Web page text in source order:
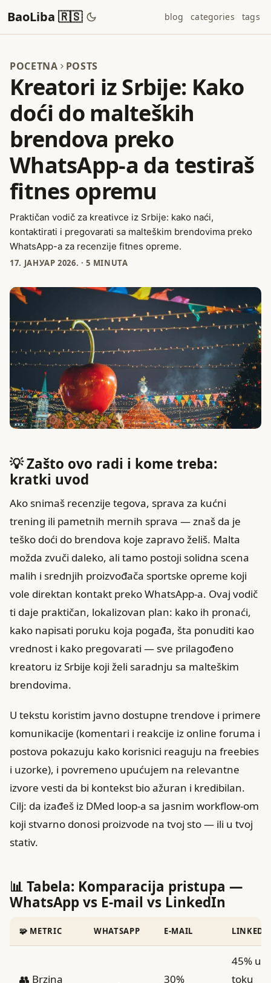
BaoLiba 🇷🇸 blog categories tags
POCETNA POSTS
Kreatori iz Srbije: Kako
doći do malteških
brendova preko
WhatsApp-a da testiraš
fitnes opremu
Praktičan vodič za kreativce iz Srbije: kako naći,
kontaktirati i pregovarati sa malteškim brendovima preko
WhatsApp-a za recenzije fitnes opreme.
17. ЈАНУАР 2026. ·5 MINUTA
💡 Zašto ovo radi i kome treba:
kratki uvod
Ako snimaš recenzije tegova, sprava za kućni
trening ili pametnih mernih sprava — znaš da je
teško doći do brendova koje zapravo želiš. Malta
možda zvuči daleko, ali tamo postoji solidna scena
malih i srednjih proizvođača sportske opreme koji
vole direktan kontakt preko WhatsApp-a. Ovaj vodič
ti daje praktičan, lokalizovan plan: kako ih pronaći,
kako napisati poruku koja pogađa, šta ponuditi kao
vrednost i kako pregovarati — sve prilagođeno
kreatoru iz Srbije koji želi saradnju sa malteškim
brendovima.
U tekstu koristim javno dostupne trendove i primere
komunikacije (komentari i reakcije iz online foruma i
postova pokazuju kako korisnici reaguju na freebies
i uzorke), i povremeno upućujem na relevantne
izvore vesti da bi kontekst bio ažuran i kredibilan.
Cilj: da izađeš iz DMed loop-a sa jasnim workflow-om
koji stvarno donosi proizvode na tvoj sto — ili u tvoj
stativ.
📊 Tabela: Komparacija pristupa —
WhatsApp vs E‑mail vs LinkedIn
🧩 METRIC WHATSAPP E-MAIL
👥 Brzina
30%
45% u
toku